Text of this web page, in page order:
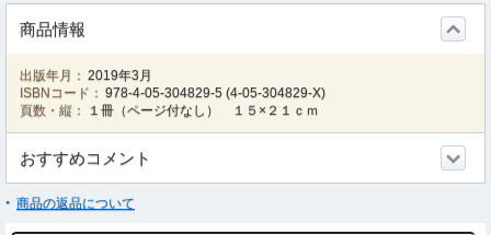
商品情報
出版年月： 2019年3月
ISBNコード： 978-4-05-304829-5 (4-05-304829-X)
頁数・縦：
１冊（ページ付なし） １５×２１ｃｍ
おすすめコメント
商品の返品について